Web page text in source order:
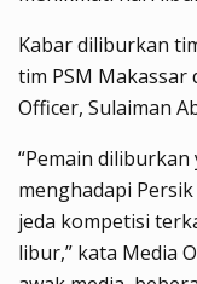
Kabar diliburkan
tim PSM
Officer, Sulaiman
“Pemain
menghadapi
jeda kompetisi
libur,” kata Media